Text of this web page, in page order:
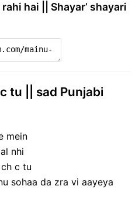
hai || Shayar’ shayari
tu || sad Punjabi
mein
nhi
c tu
sohaa da zra vi aayeya